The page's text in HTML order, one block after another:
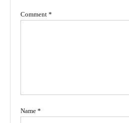
Comment *
Name *